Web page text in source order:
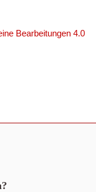
Bearbeitungen 4.0